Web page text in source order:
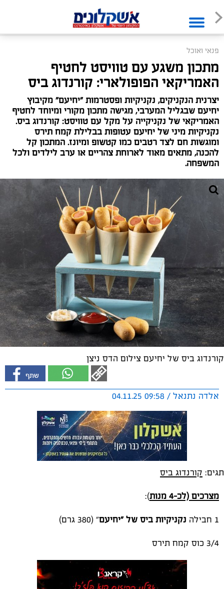
פנאי ואוכל
מתכון משגע עם טוויסט לחטיף
האמריקאי הפופולארי: קורנדוג ביס
יצרנית הנקניקים, נקניקיות ופסטרמות "יחיעם" מקיבוץ
יחיעם שבגליל המערבי, מגישה מתכון מקורי ומיוחד לחטיף
האמריקאי של נקניקייה על מקל עם טוויסט: קורנדוג ביס.
נקניקיות מיני של יחיעם עטופות בבלילת קמח תירס
ומוגשות חם לצד רטבים כמו קטשופ ומיונז. המתכון קל
להכנה, מתאים מאוד לארוחת צהריים או ערב לילדים ולכל
המשפחה.
קורנדוג ביס של יחיעם צילום הדס ניצן
אלדה נתנאל / 09:58 04.11.25
תגים: קורנדוג ביס
מצרכים (לכ-4 מנות ):
1 חבילה נקניקיות ביס של "יחיעם" (380 גרם)
3/4 כוס קמח תירס